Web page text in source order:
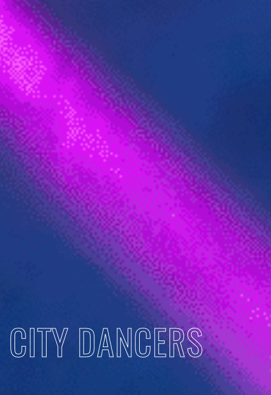
CITY DANCERS